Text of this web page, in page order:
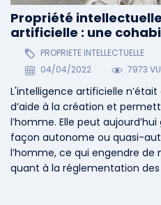
Propriété
artificielle : une
PROPRIETE INTELLECTUELLE
04/04/2022
7973
L'intelligence artificielle
d’aide à la création et
l’homme. Elle peut
façon autonome ou quasi-
l’homme, ce qui engendre de
quant à la réglementation